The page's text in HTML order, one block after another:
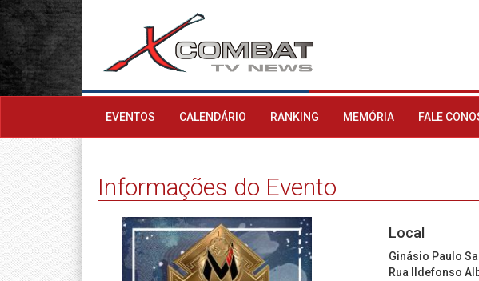
EVENTOS CALENDÁRIO RANKING MEMÓRIA FALE
Informações do Evento
Local
Ginásio Paulo
Rua Ildefonso